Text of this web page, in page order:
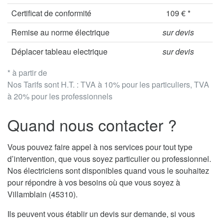
* à partir de
Nos Tarifs sont H.T. : TVA à 10% pour les particuliers, TVA
à 20% pour les professionnels
Certificat de conformité
109 € *
Remise au norme électrique
sur devis
Déplacer tableau electrique
sur devis
Quand nous contacter ?
Vous pouvez faire appel à nos services pour tout type
d’intervention, que vous soyez particulier ou professionnel.
Nos électriciens sont disponibles quand vous le souhaitez
pour répondre à vos besoins où que vous soyez à
Villamblain (45310).
Ils peuvent vous établir un devis sur demande, si vous